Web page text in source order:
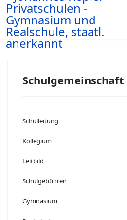
Schulgemeinschaft
Schulleitung
Kollegium
Leitbild
Schulgebühren
Gymnasium